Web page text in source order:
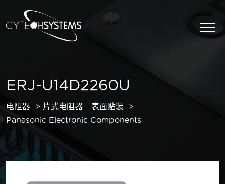
ERJ-U14D2260U
电阻器
片式电阻器 - 表面贴装
Panasonic Electronic Components